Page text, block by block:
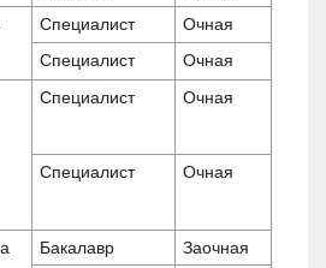
Специалист
Очная
Специалист
Очная
Специалист Очная
Специалист Очная
Бакалавр
Заочная